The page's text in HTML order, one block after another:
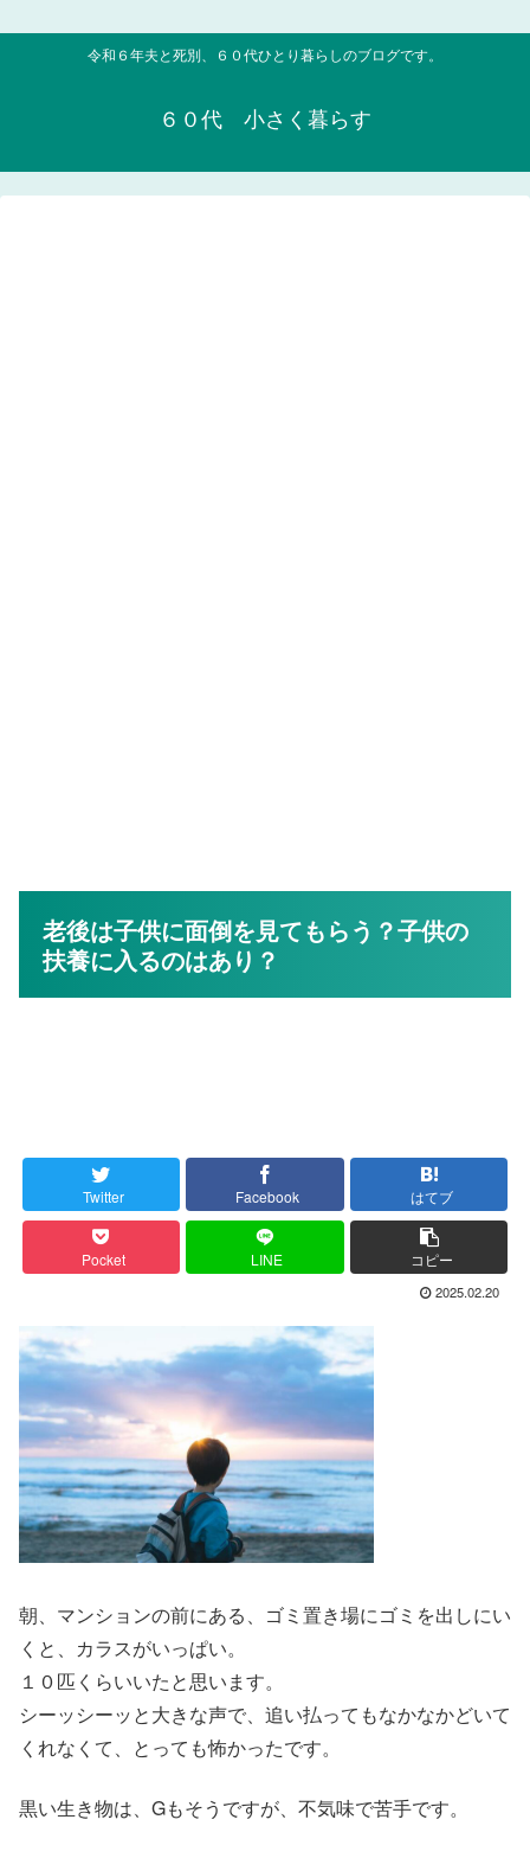
令和６年夫と死別、６０代ひとり暮らしのブログです。
６０代 小さく暮らす
老後は子供に面倒を見てもらう？子供の
扶養に入るのはあり？
Twitter Facebook はてブ
Pocket LINE コピー
2025.02.20
朝、マンションの前にある、ゴミ置き場にゴミを出しにい
くと、カラスがいっぱい。
１０匹くらいいたと思います。
シーッシーッと大きな声で、追い払ってもなかなかどいて
くれなくて、とっても怖かったです。
黒い生き物は、Gもそうですが、不気味で苦手です。